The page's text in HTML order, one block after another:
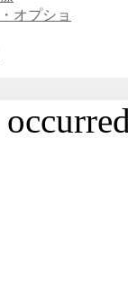
オプショ